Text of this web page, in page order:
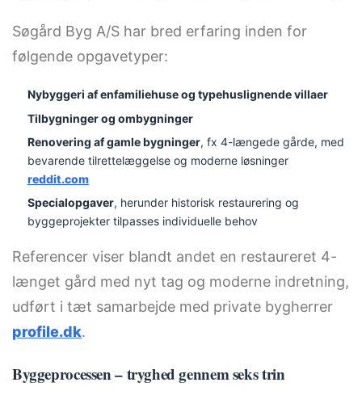
Søgård Byg A/S har bred erfaring inden for
følgende opgavetyper:
Nybyggeri af enfamiliehuse og typehuslignende villaer
Tilbygninger og ombygninger
Renovering af gamle bygninger, fx 4-længede gårde, med
bevarende tilrettelæggelse og moderne løsninger
reddit.com
Specialopgaver, herunder historisk restaurering og
byggeprojekter tilpasses individuelle behov
Referencer viser blandt andet en restaureret 4-
længet gård med nyt tag og moderne indretning,
udført i tæt samarbejde med private bygherrer
profile.dk.
Byggeprocessen – tryghed gennem seks trin